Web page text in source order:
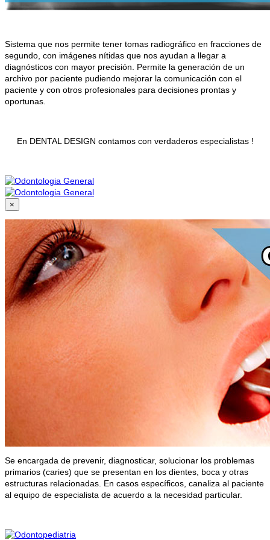
Sistema que nos permite tener tomas radiográfico en fracciones de
segundo, con imágenes nítidas que nos ayudan a llegar a
diagnósticos con mayor precisión. Permite la generación de un
archivo por paciente pudiendo mejorar la comunicación con el
paciente y con otros profesionales para decisiones prontas y
oportunas.
En DENTAL DESIGN contamos con verdaderos especialistas !
×
Se encargada de prevenir, diagnosticar, solucionar los problemas
primarios (caries) que se presentan en los dientes, boca y otras
estructuras relacionadas. En casos específicos, canaliza al paciente
al equipo de especialista de acuerdo a la necesidad particular.